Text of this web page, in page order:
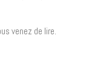
venez de lire.